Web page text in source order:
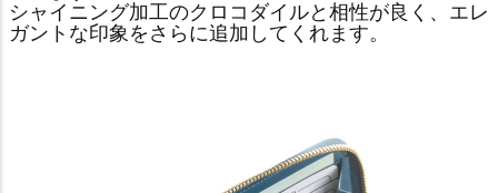
シャイニング加工のクロコダイルと相性が良く、エレ
ガントな印象をさらに追加してくれます。